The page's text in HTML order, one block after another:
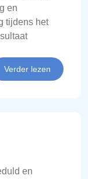
en
tijdens het
Verder lezen
en